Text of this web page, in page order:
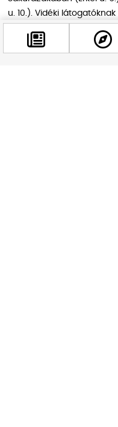
u. 10.). Vidéki
Padlása árusítja a